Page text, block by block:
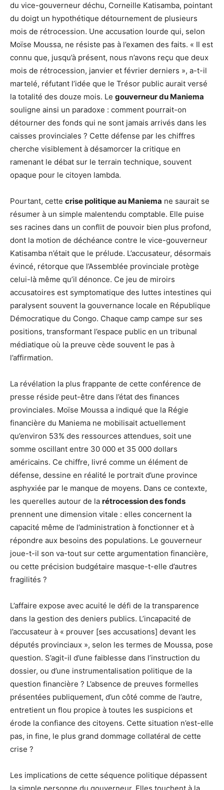
du vice-gouverneur déchu, Corneille Katisamba, pointant
du doigt un hypothétique détournement de plusieurs
mois de rétrocession. Une accusation lourde qui, selon
Moïse Moussa, ne résiste pas à l’examen des faits. « Il est
connu que, jusqu’à présent, nous n’avons reçu que deux
mois de rétrocession, janvier et février derniers », a-t-il
martelé, réfutant l’idée que le Trésor public aurait versé
la totalité des douze mois. Le gouverneur du Maniema
souligne ainsi un paradoxe : comment pourrait-on
détourner des fonds qui ne sont jamais arrivés dans les
caisses provinciales ? Cette défense par les chiffres
cherche visiblement à désamorcer la critique en
ramenant le débat sur le terrain technique, souvent
opaque pour le citoyen lambda.
Pourtant, cette crise politique au Maniema ne saurait se
résumer à un simple malentendu comptable. Elle puise
ses racines dans un conflit de pouvoir bien plus profond,
dont la motion de déchéance contre le vice-gouverneur
Katisamba n’était que le prélude. L’accusateur, désormais
évincé, rétorque que l’Assemblée provinciale protège
celui-là même qu’il dénonce. Ce jeu de miroirs
accusatoires est symptomatique des luttes intestines qui
paralysent souvent la gouvernance locale en République
Démocratique du Congo. Chaque camp campe sur ses
positions, transformant l’espace public en un tribunal
médiatique où la preuve cède souvent le pas à
l’affirmation.
La révélation la plus frappante de cette conférence de
presse réside peut-être dans l’état des finances
provinciales. Moïse Moussa a indiqué que la Régie
financière du Maniema ne mobilisait actuellement
qu’environ 53% des ressources attendues, soit une
somme oscillant entre 30 000 et 35 000 dollars
américains. Ce chiffre, livré comme un élément de
défense, dessine en réalité le portrait d’une province
asphyxiée par le manque de moyens. Dans ce contexte,
les querelles autour de la rétrocession des fonds
prennent une dimension vitale : elles concernent la
capacité même de l’administration à fonctionner et à
répondre aux besoins des populations. Le gouverneur
joue-t-il son va-tout sur cette argumentation financière,
ou cette précision budgétaire masque-t-elle d’autres
fragilités ?
L’affaire expose avec acuité le défi de la transparence
dans la gestion des deniers publics. L’incapacité de
l’accusateur à « prouver [ses accusations] devant les
députés provinciaux », selon les termes de Moussa, pose
question. S’agit-il d’une faiblesse dans l’instruction du
dossier, ou d’une instrumentalisation politique de la
question financière ? L’absence de preuves formelles
présentées publiquement, d’un côté comme de l’autre,
entretient un flou propice à toutes les suspicions et
érode la confiance des citoyens. Cette situation n’est-elle
pas, in fine, le plus grand dommage collatéral de cette
crise ?
Les implications de cette séquence politique dépassent